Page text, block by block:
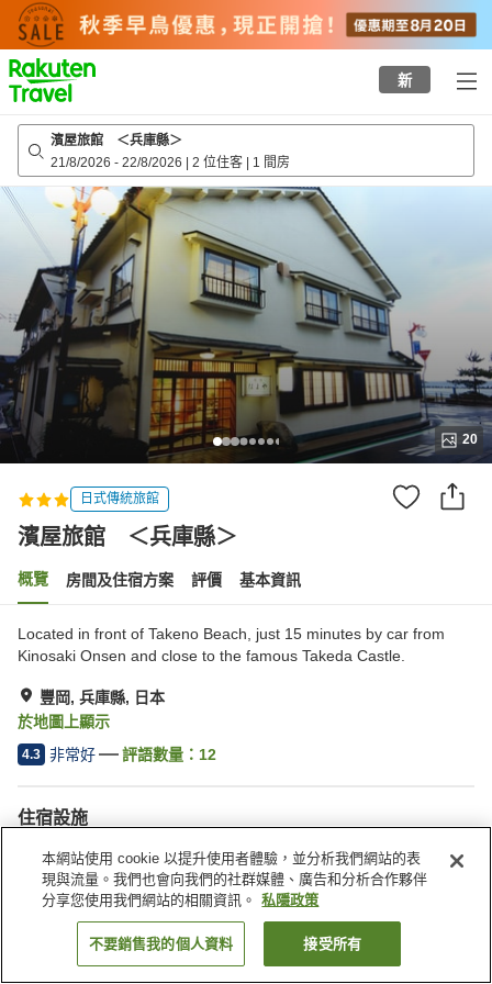
to
top
page
新
濱屋旅館 ＜兵庫縣＞
21/8/2026 - 22/8/2026 | 2 位住客 | 1 間房
20
日式傳統旅館
濱屋旅館 ＜兵庫縣＞
概覽 房間及住宿方案 評價 基本資訊
Located in front of Takeno Beach, just 15 minutes by car from
Kinosaki Onsen and close to the famous Takeda Castle.
豐岡, 兵庫縣, 日本
於地圖上顯示
4.3 非常好 評語數量： 12
住宿設施
停車場
主頁 日本 兵庫縣 豐岡 濱屋旅館 ＜兵庫縣＞
找客房
本網站使用 cookie 以提升使用者體驗，並分析我們網站的表
現與流量。我們也會向我們的社群媒體、廣告和分析合作夥伴
分享您使用我們網站的相關資訊。
私隱政策
不要銷售我的個人資料 接受所有